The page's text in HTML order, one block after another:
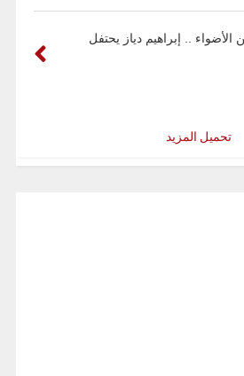
.. إبراهيم دياز يحتفل
تحميل المزيد